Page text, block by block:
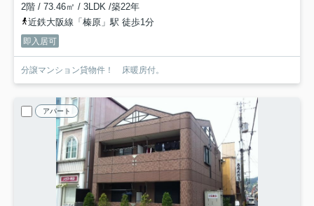
2階 / 73.46㎡ / 3LDK /築22年
近鉄大阪線「榛原」駅 徒歩1分
即入居可
分譲マンション貸物件！ 床暖房付。
アパート